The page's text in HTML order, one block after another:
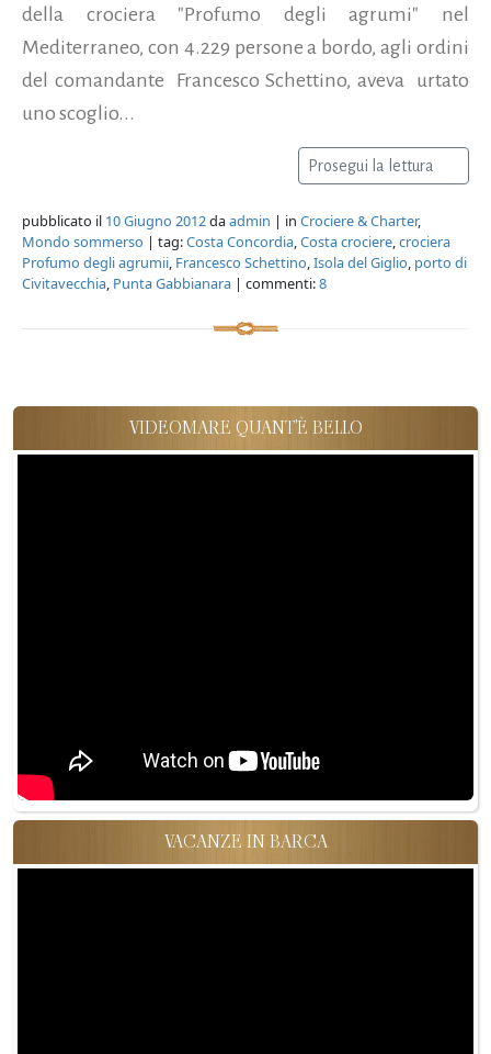
della crociera "Profumo degli agrumi" nel
Mediterraneo, con 4.229 persone a bordo, agli ordini
del comandante Francesco Schettino, aveva urtato
uno scoglio...
Prosegui la lettura
pubblicato il 10 Giugno 2012daadmin | in Crociere & Charter,
Mondo sommerso | tag:Costa Concordia,Costa crociere,crociera
Profumo degli agrumii, Francesco Schettino,Isola del Giglio, porto di
Civitavecchia, Punta Gabbianara | commenti:8
VIDEOMARE QUANT'È BELLO
VACANZE IN BARCA